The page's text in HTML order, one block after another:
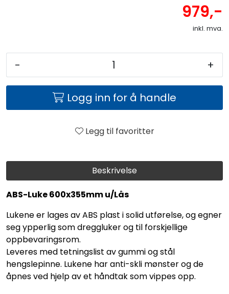
Beskrivelse
ABS-Luke 600x355mm u/Lås
Lukene er lages av ABS plast i solid utførelse, og egner
seg ypperlig som dreggluker og til forskjellige
oppbevaringsrom.
Leveres med tetningslist av gummi og stål
hengslepinne. Lukene har anti-skli mønster og de
åpnes ved hjelp av et håndtak som vippes opp.
979,-
inkl. mva.
- +
Logg inn for å handle
Legg til favoritter